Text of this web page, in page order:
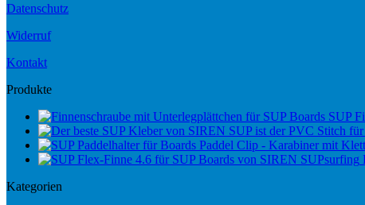
Datenschutz
Widerruf
Kontakt
Produkte
SUP
Paddel Clip - Karabiner mit
Kategorien